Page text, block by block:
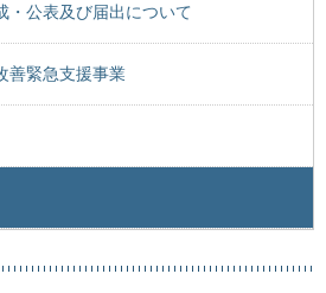
・公表及び届出について
善緊急支援事業